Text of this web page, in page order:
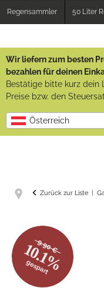
Regensammler 50 Liter
Wir liefern zum besten
bezahlen für deinen
Bestätige bitte kurz dein
Preise bzw. den
Österreich
Zurück zur Liste
9.90 €
10.1%
gespart